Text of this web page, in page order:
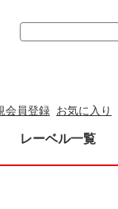
会員登録 お気に入り
レーベル一覧